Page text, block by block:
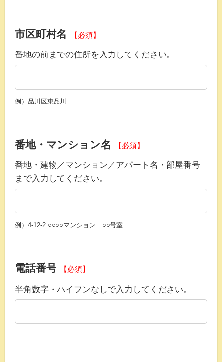
市区町村名 【必須】
番地の前までの住所を入力してください。
例）品川区東品川
番地・マンション名 【必須】
番地・建物／マンション／アパート名・部屋番号
まで入力してください。
例）4-12-2 ○○○○マンション ○○号室
電話番号 【必須】
半角数字・ハイフンなしで入力してください。